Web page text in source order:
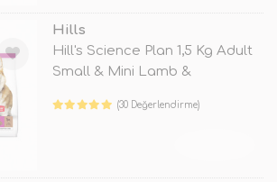
Hills
Hill's Science Plan 1,5 Kg Adult
Small & Mini Lamb &
(30 Değerlendirme)